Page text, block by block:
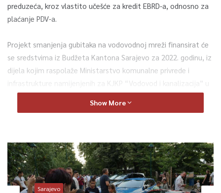
preduzeća, kroz vlastito učešće za kredit EBRD-a, odnosno za
plaćanje PDV-a.
Projekt smanjenja gubitaka na vodovodnoj mreži finansirat će
se sredstvima iz Budžeta Kantona Sarajevo za 2022. godinu, iz
dijela kojim raspolaže Ministarstvo komunalne privrede i
infrastrukture namijenjenih za KJKP “Vodovod i kanalizacija” u
iznosu od 1.300.000 KM.
opreme, materijala, hidrantskih garnitura, vodomjera raznih
profila, manometara, hidromehaničke opreme, betona i
separacije, saopćeno je iz Službe za protokol i press KS
Show More
Sarajevo